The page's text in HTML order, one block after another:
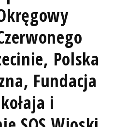
Polska
Fundacja
i